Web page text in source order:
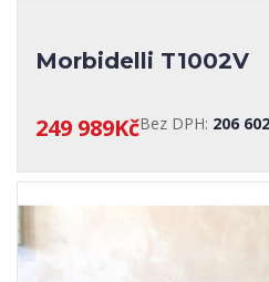
Morbidelli T1002V
249 989KčBez DPH: 206